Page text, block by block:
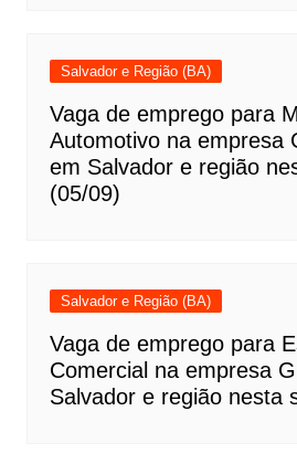
Salvador e Região (BA)
Vaga de emprego para
Automotivo na empresa
em Salvador e região
(05/09)
Salvador e Região (BA)
Vaga de emprego para
Comercial na empresa
Salvador e região nesta